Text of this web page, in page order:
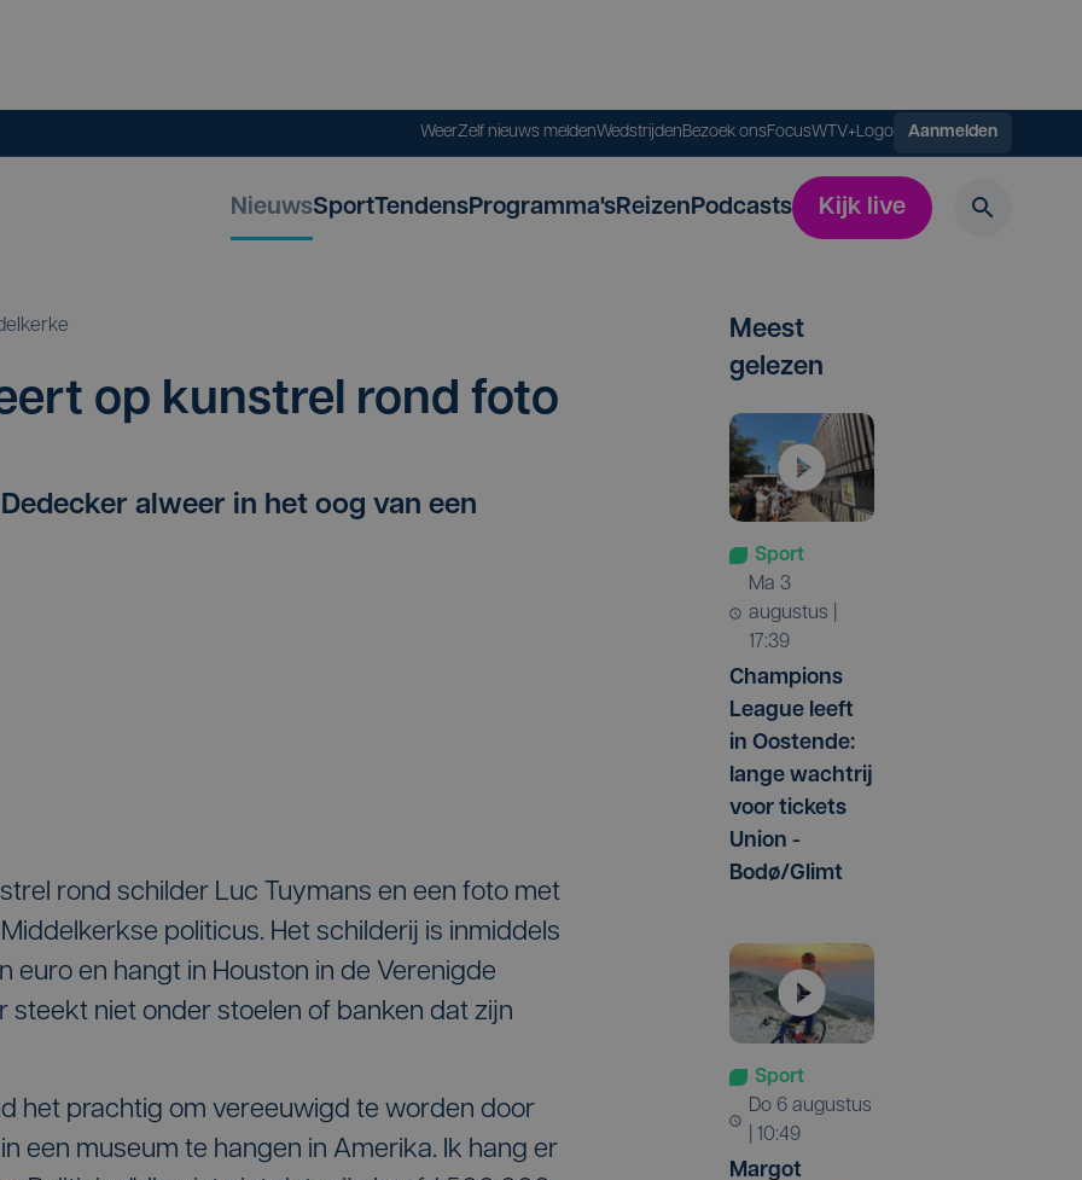
WeerZelf nieuws meldenWedstrijdenBezoek onsFocusWTV+Logo Aanmelden
NieuwsSportTendensProgramma'sReizenPodcasts Kijk live
op kun­st­rel rond foto
alweer in het oog van een
rond schilder Luc Tuymans en een foto met
politicus. Het schilderij is inmiddels
euro en hangt in Houston in de Verenigde
steekt niet onder stoelen of banken dat zijn
het prachtig om vereeuwigd te worden door
een museum te hangen in Amerika. Ik hang er
Meest
gelezen
Sport
ma 3
augustus |
17:39
Champions
League leeft
in Oostende:
lange wachtrij
voor tickets
Union -
Bodø/Glimt
Sport
do 6 augustus
| 10:49
Margot